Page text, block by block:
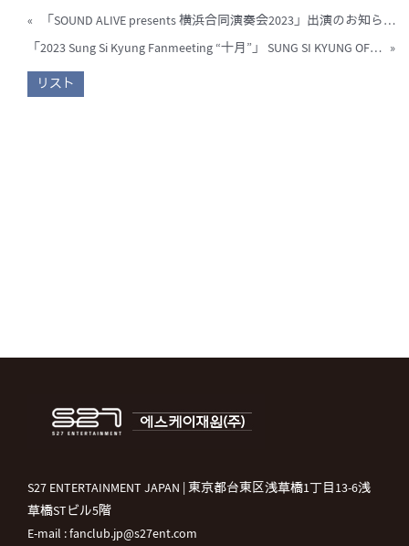
«
「SOUND ALIVE presents 横浜合同演奏会2023」出演のお知らせ
「2023 Sung Si Kyung Fanmeeting “十月”」 SUNG SI KYUNG OFFICIAL FANLIGHT 予約販売に関するご案内 »
リスト
S27 ENTERTAINMENT JAPAN | 東京都台東区浅草橋1丁目13-6浅
草橋STビル5階
E-mail : fanclub.jp@s27ent.com